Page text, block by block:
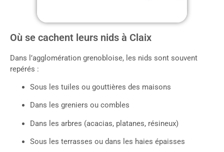
Où se cachent leurs nids à Claix
Dans l’agglomération grenobloise, les nids sont souvent
repérés :
Sous les tuiles ou gouttières des maisons
Dans les greniers ou combles
Dans les arbres (acacias, platanes, résineux)
Sous les terrasses ou dans les haies épaisses